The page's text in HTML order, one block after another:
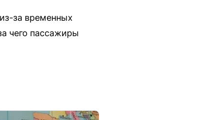
за временных
чего пассажиры